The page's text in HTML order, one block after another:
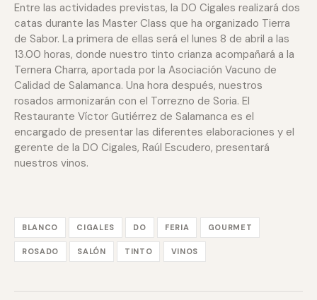
Entre las actividades previstas, la DO Cigales realizará dos
catas durante las Master Class que ha organizado Tierra
de Sabor. La primera de ellas será el lunes 8 de abril a las
13.00 horas, donde nuestro tinto crianza acompañará a la
Ternera Charra, aportada por la Asociación Vacuno de
Calidad de Salamanca. Una hora después, nuestros
rosados armonizarán con el Torrezno de Soria. El
Restaurante Víctor Gutiérrez de Salamanca es el
encargado de presentar las diferentes elaboraciones y el
gerente de la DO Cigales, Raúl Escudero, presentará
nuestros vinos.
BLANCO CIGALES DO FERIA GOURMET
ROSADO SALÓN TINTO VINOS